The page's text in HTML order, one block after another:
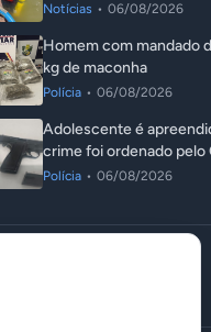
Notícias • 06/08/2026
Homem com mandado
kg de maconha
Polícia • 06/08/2026
Adolescente é
crime foi ordenado pelo
Polícia • 06/08/2026